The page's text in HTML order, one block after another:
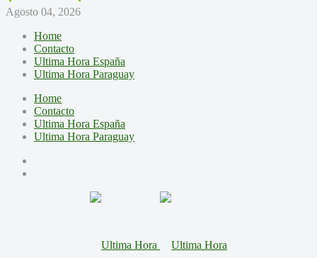
Agosto 04, 2026
Home
Contacto
Ultima Hora España
Ultima Hora Paraguay
Home
Contacto
Ultima Hora España
Ultima Hora Paraguay